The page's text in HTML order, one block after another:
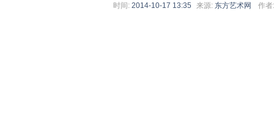
时间: 2014-10-17 13:35 来源: 东方艺术网 作者: